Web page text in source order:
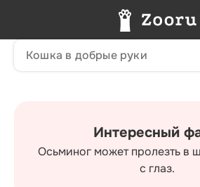
Интересный
Осьминог может пролезть в
с глаз.